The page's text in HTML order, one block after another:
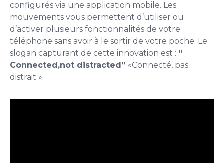
configurés via une application mobile. Les
mouvements vous permettent d’utiliser ou
d’activer plusieurs fonctionnalités de votre
téléphone sans avoir à le sortir de votre poche. Le
slogan capturant de cette innovation est : “
Connected,not distracted” «Connecté, pas
distrait ».